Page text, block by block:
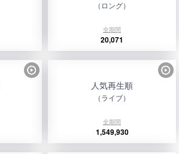
（ロング）
全期間
20,071
人気再生順
（ライブ）
全期間
1,549,930